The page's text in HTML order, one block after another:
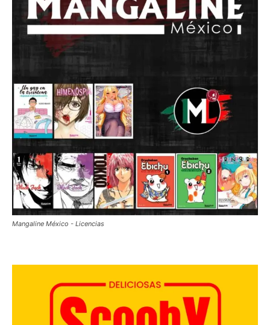
Mangaline México - Licencias